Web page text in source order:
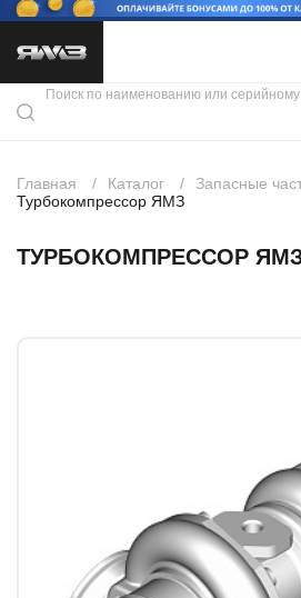
Каталог продукции
Скидки
Контакты
Главная Каталог
Запасные
Турбокомпрессор ЯМЗ
ТУРБОКОМПРЕССОР